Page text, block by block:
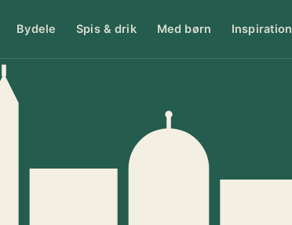
Bydele Spis & drik Med børn Inspiration